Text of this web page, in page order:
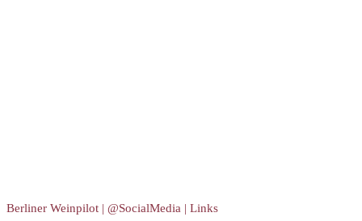
Berliner Weinpilot | @SocialMedia | Links